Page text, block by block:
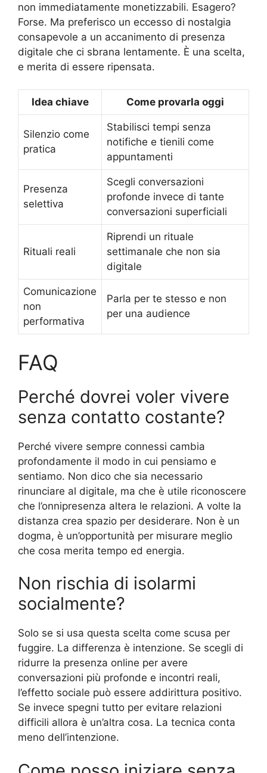
non immediatamente monetizzabili. Esagero?
Forse. Ma preferisco un eccesso di nostalgia
consapevole a un accanimento di presenza
digitale che ci sbrana lentamente. È una scelta,
e merita di essere ripensata.
Idea chiave Come provarla oggi
Silenzio come
pratica
Stabilisci tempi senza
notifiche e tienili come
appuntamenti
Presenza
selettiva
Scegli conversazioni
profonde invece di tante
conversazioni superficiali
Rituali reali
Riprendi un rituale
settimanale che non sia
digitale
Comunicazione
non
performativa
Parla per te stesso e non
per una audience
FAQ
Perché dovrei voler vivere
senza contatto costante?
Perché vivere sempre connessi cambia
profondamente il modo in cui pensiamo e
sentiamo. Non dico che sia necessario
rinunciare al digitale, ma che è utile riconoscere
che l’onnipresenza altera le relazioni. A volte la
distanza crea spazio per desiderare. Non è un
dogma, è un’opportunità per misurare meglio
che cosa merita tempo ed energia.
Non rischia di isolarmi
socialmente?
Solo se si usa questa scelta come scusa per
fuggire. La differenza è intenzione. Se scegli di
ridurre la presenza online per avere
conversazioni più profonde e incontri reali,
l’effetto sociale può essere addirittura positivo.
Se invece spegni tutto per evitare relazioni
difficili allora è un’altra cosa. La tecnica conta
meno dell’intenzione.